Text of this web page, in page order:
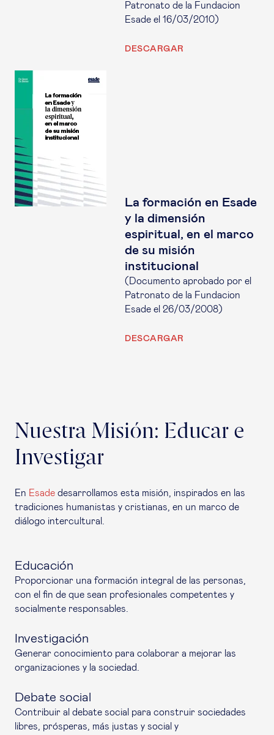
Patronato de la Fundacion
Esade el 16/03/2010)
DESCARGAR
La formación en Esade
y la dimensión
espiritual, en el marco
de su misión
institucional
(Documento aprobado por el
Patronato de la Fundacion
Esade el 26/03/2008)
DESCARGAR
Nuestra Misión: Educar e
Investigar
En Esade desarrollamos esta misión, inspirados en las
tradiciones humanistas y cristianas, en un marco de
diálogo intercultural.
Educación
Proporcionar una formación integral de las personas,
con el fin de que sean profesionales competentes y
socialmente responsables.
Investigación
Generar conocimiento para colaborar a mejorar las
organizaciones y la sociedad.
Debate social
Contribuir al debate social para construir sociedades
libres, prósperas, más justas y social y